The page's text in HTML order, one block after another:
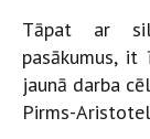
Tāpat ar
pasākumus, it
jaunā darba
Pirms-